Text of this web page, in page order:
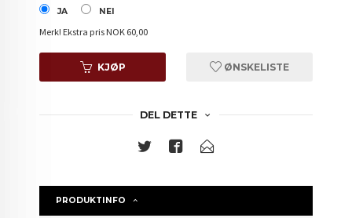
JA
NEI
Merk! Ekstra pris NOK 60,00
KJØP ØNSKELISTE
DEL DETTE
PRODUKTINFO